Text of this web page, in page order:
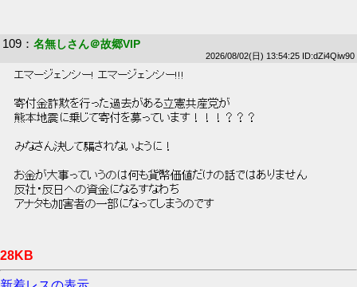
109 ： 名無しさん＠故郷VIP
2026/08/02(日) 13:54:25 ID:dZi4Qiw90
エマージェンシー! エマージェンシー!!!
寄付金詐欺を行った過去がある立憲共産党が
熊本地震に乗じて寄付を募っています！！！？？？
みなさん決して騙されないように！
お金が大事っていうのは何も貨幣価値だけの話ではありません
反社・反日への資金になるすなわち
アナタも加害者の一部になってしまうのです
28KB